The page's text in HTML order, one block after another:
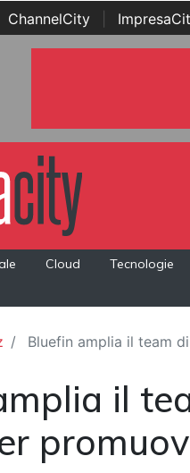
ChannelCity
Cloud Tecnologie
Bluefin amplia il team
il